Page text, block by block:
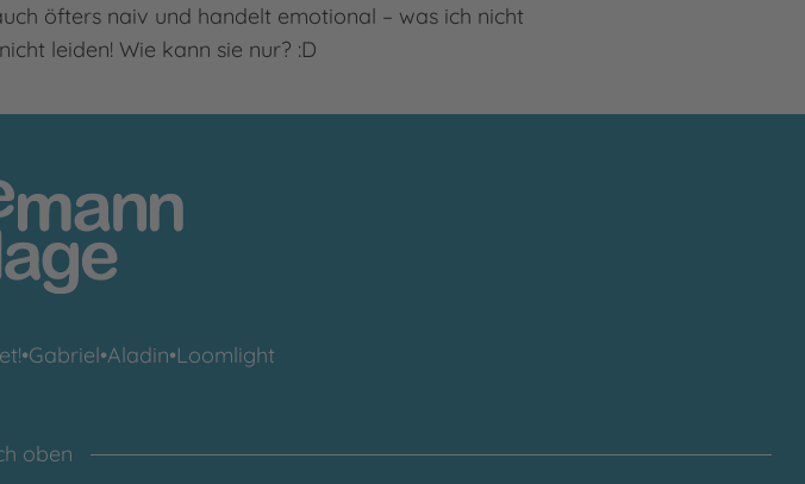
öfters naiv und handelt emotional – was ich nicht
leiden! Wie kann sie nur? :D
•Gabriel•Aladin•Loomlight
oben